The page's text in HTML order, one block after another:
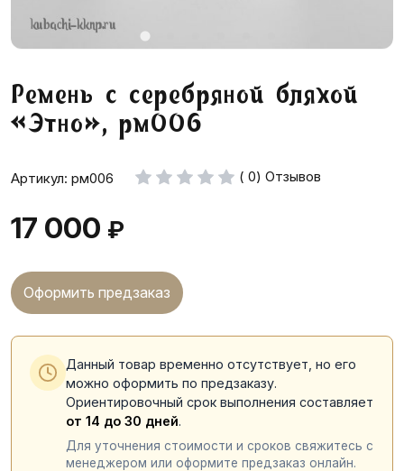
Ремень с серебряной бляхой
«Этно», рм006
Артикул: рм006 ( 0) Отзывов
17 000 ₽
Оформить предзаказ
Данный товар временно отсутствует, но его
можно оформить по предзаказу.
Ориентировочный срок выполнения составляет
от 14 до 30 дней.
Для уточнения стоимости и сроков свяжитесь с
менеджером или оформите предзаказ онлайн.